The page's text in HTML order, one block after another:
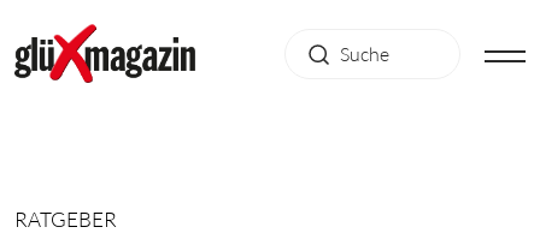
RATGEBER